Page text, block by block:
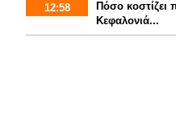
12:58
Πόσο κοστίζει
Κεφαλονιά...